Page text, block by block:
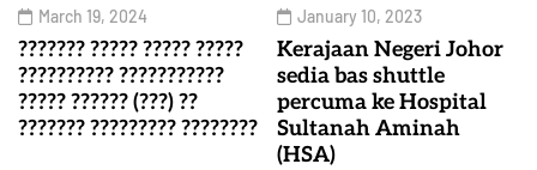
March 19, 2024
??????? ????? ????? ?????
?????????? ???????????
????? ?????? (???) ??
??????? ????????? ????????
January 10, 2023
Kerajaan Negeri Johor
sedia bas shuttle
percuma ke Hospital
Sultanah Aminah
(HSA)